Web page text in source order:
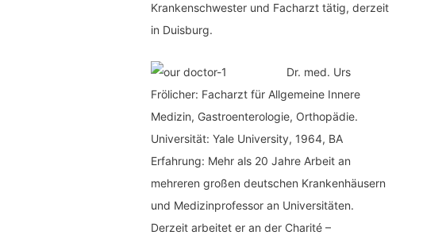
Krankenschwester und Facharzt tätig, derzeit
in Duisburg.
Dr. med. Urs
Frölicher: Facharzt für Allgemeine Innere
Medizin, Gastroenterologie, Orthopädie.
Universität: Yale University, 1964, BA
Erfahrung: Mehr als 20 Jahre Arbeit an
mehreren großen deutschen Krankenhäusern
und Medizinprofessor an Universitäten.
Derzeit arbeitet er an der Charité –